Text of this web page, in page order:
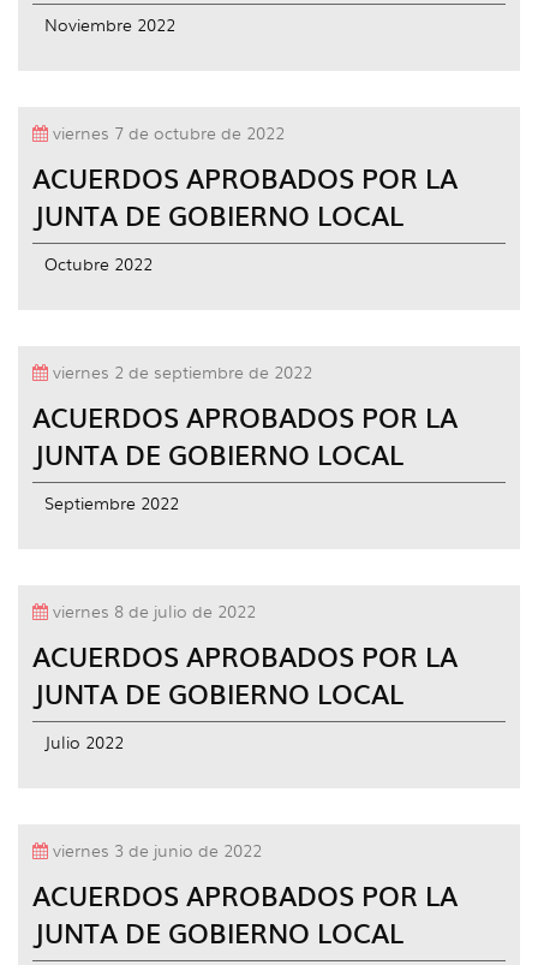
idioma
Noviembre 2022
viernes 7 de octubre de 2022
ACUERDOS APROBADOS POR LA
JUNTA DE GOBIERNO LOCAL
Octubre 2022
viernes 2 de septiembre de 2022
ACUERDOS APROBADOS POR LA
JUNTA DE GOBIERNO LOCAL
Septiembre 2022
viernes 8 de julio de 2022
ACUERDOS APROBADOS POR LA
JUNTA DE GOBIERNO LOCAL
Julio 2022
viernes 3 de junio de 2022
ACUERDOS APROBADOS POR LA
JUNTA DE GOBIERNO LOCAL